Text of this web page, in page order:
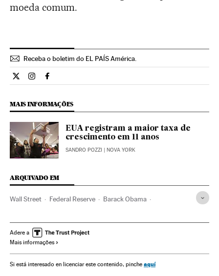
moeda comum.
Receba o boletim do EL PAÍS América.
Economia El País Brasil en Twitter
Economia El País Brasil en Instagram
Economia El País Brasil en Facebook
MAIS INFORMAÇÕES
EUA registram a maior taxa de
crescimento em 11 anos
SANDRO POZZI | NOVA YORK
ARQUIVADO EM
Wall Street Federal Reserve Barack Obama
Bolsa valores América do Norte
Adere a
Mais informações
Si está interesado en licenciar este contenido, pinche aquí